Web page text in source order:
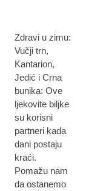
Zdravi u zimu:
Vučji trn,
Kantarion,
Jedić i Crna
bunika: Ove
ljekovite biljke
su korisni
partneri kada
dani postaju
kraći.
Pomažu nam
da ostanemo